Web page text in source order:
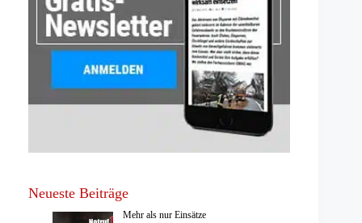
Neueste Beiträge
Mehr als nur Einsätze